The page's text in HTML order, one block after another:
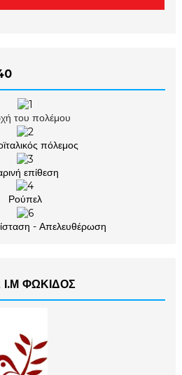
του πολέμου
πόλεμος
επίθεση
Ρούπελ
- Απελευθέρωση
ΦΩΚΙΔΟΣ